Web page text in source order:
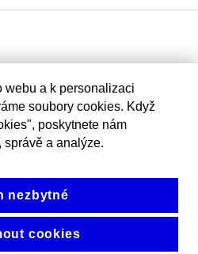
webu a k personalizaci
soubory cookies. Když
poskytnete nám
a analýze.
nezbytné
cookies